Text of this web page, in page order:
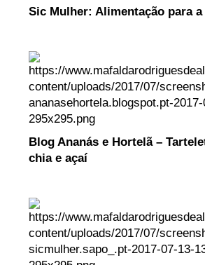
Sic Mulher: Alimentação para
Blog Ananás e Hortelã –
chia e açaí